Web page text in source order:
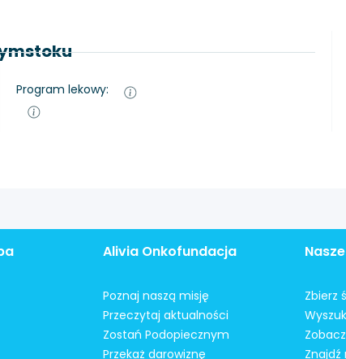
Program lekowy:
Alivia Onkofundacja
Poznaj naszą misję
Przeczytaj aktualności
Zostań Podopiecznym
Przekaż darowiznę
Zbierz